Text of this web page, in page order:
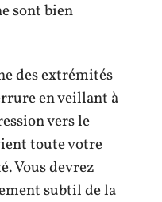
sont bien
des extrémités
en veillant à
vers le
toute votre
Vous devrez
subtil de la